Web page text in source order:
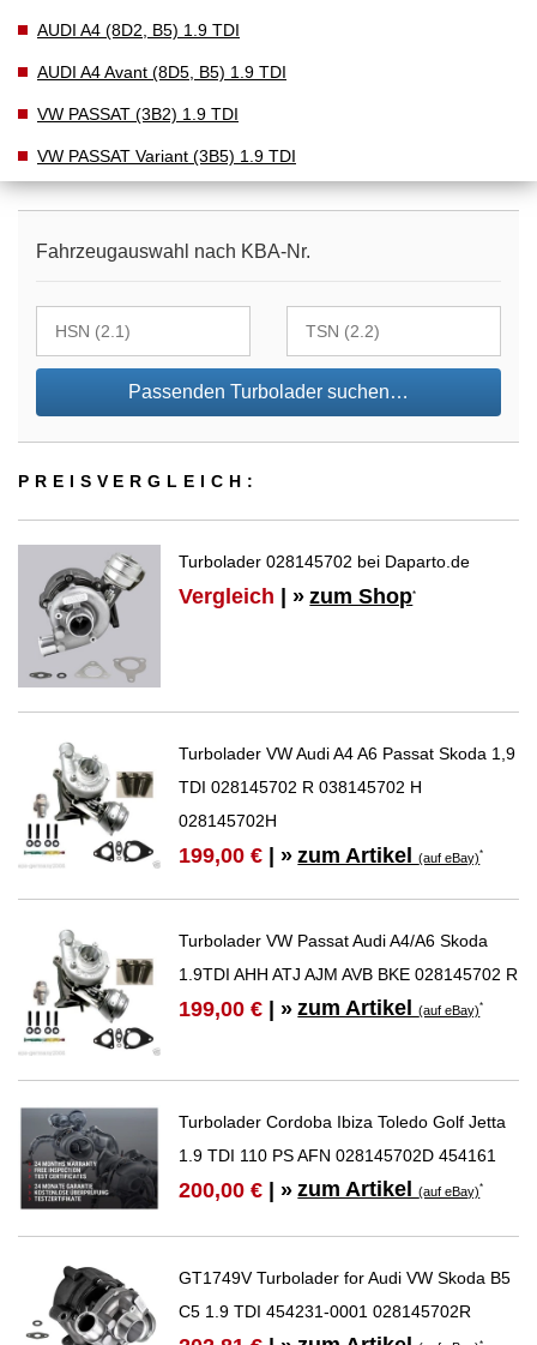
AUDI A4 (8D2, B5) 1.9 TDI
AUDI A4 Avant (8D5, B5) 1.9 TDI
VW PASSAT (3B2) 1.9 TDI
VW PASSAT Variant (3B5) 1.9 TDI
Fahrzeugauswahl nach KBA-Nr.
Passenden Turbolader suchen…
PREIS­VER­GLEICH:
Turbolader 028145702 bei Daparto.de
Vergleich | » zum Shop*
Turbolader VW Audi A4 A6 Passat Skoda 1,9
TDI 028145702 R 038145702 H
028145702H
199,00 € | » zum Artikel(auf eBay)*
Turbolader VW Passat Audi A4/A6 Skoda
1.9TDI AHH ATJ AJM AVB BKE 028145702 R
199,00 € | » zum Artikel(auf eBay)*
Turbolader Cordoba Ibiza Toledo Golf Jetta
1.9 TDI 110 PS AFN 028145702D 454161
200,00 € | » zum Artikel(auf eBay)*
GT1749V Turbolader for Audi VW Skoda B5
C5 1.9 TDI 454231-0001 028145702R